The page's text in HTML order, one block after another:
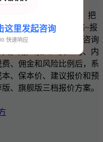
一秒灵感~报价决策台：把
套决策逻辑 一秒灵感~报
开发、设计、广告、咨询
。用户录入人员工时、内
、佣金和风险比例后，系
、保本价、建议报价和预
、旗舰版三档报价方案。
这里发起咨询
快速响应